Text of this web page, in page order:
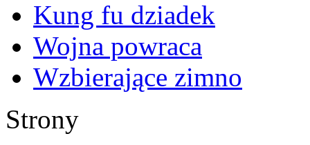
Kung fu dziadek
Wojna powraca
Wzbierające zimno
Strony